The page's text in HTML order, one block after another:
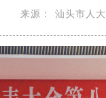
来源： 汕头市人大